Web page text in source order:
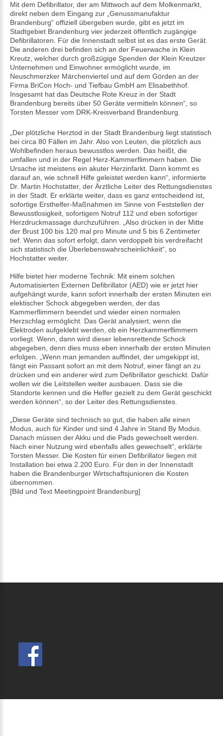
Mit dem Defibrillator, der am Mittwoch auf dem Molkenmarkt,
direkt neben dem Eingang zur „Genussmanufaktur
Brandenburg“ offiziell übergeben wurde, gibt es jetzt im
Stadtgebiet Brandenburg vier jederzeit öffentlich zugängige
Defibrillatoren. Für die Innenstadt selbst ist es das erste Gerät.
Die anderen drei befinden sich an der Feuerwache in Klein
Kreutz, welcher durch großzügige Spenden der Klein Kreutzer
Unternehmen und Einwohner ermöglicht wurde, im
Neuschmerzker Märchenviertel und auf dem Görden an der
Firma BriCon Hoch- und Tiefbau GmbH am Elisabethhof.
Insgesamt hat das Deutsche Rote Kreuz in der Stadt
Brandenburg bereits über 50 Geräte vermitteln können“, so
Torsten Messer vom DRK-Kreisverband Brandenburg.
„Der plötzliche Herztod in der Stadt Brandenburg liegt statistisch
bei circa 80 Fällen im Jahr. Also von Leuten, die plötzlich aus
Wohlbefinden heraus bewusstlos werden. Das heißt, die
umfallen und in der Regel Herz-Kammerflimmern haben. Die
Ursache ist meistens ein akuter Herzinfarkt. Dann kommt es
darauf an, wie schnell Hilfe geleistet werden kann“, informierte
Dr. Martin Hochstatter, der Ärztliche Leiter des Rettungsdienstes
in der Stadt. Er erklärte weiter, dass es ganz entscheidend ist,
sofortige Ersthelfer-Maßnahmen im Sinne von Feststellen der
Bewusstlosigkeit, sofortigem Notruf 112 und eben sofortiger
Herzdruckmassage durchzuführen. „Also drücken in der Mitte
der Brust 100 bis 120 mal pro Minute und 5 bis 6 Zentimeter
tief. Wenn das sofort erfolgt, dann verdoppelt bis verdreifacht
sich statistisch die Überlebenswahrscheinlichkeit“, so
Hochstatter weiter.
Hilfe bietet hier moderne Technik: Mit einem solchen
Automatisierten Externen Defibrillator (AED) wie er jetzt hier
aufgehängt wurde, kann sofort innerhalb der ersten Minuten ein
elektischer Schock abgegeben werden, der das
Kammerflimmern beendet und wieder einen normalen
Herzschlag ermöglicht. Das Gerät analysiert, wenn die
Elektroden aufgeklebt werden, ob ein Herzkammerflimmern
vorliegt. Wenn, dann wird dieser lebensrettende Schock
abgegeben, denn dies muss eben innerhalb der ersten Minuten
erfolgen. „Wenn man jemanden auffindet, der umgekippt ist,
fängt ein Passant sofort an mit dem Notruf, einer fängt an zu
drücken und ein anderer wird zum Defibrillator geschickt. Dafür
wollen wir die Leitstellen weiter ausbauen. Dass sie die
Standorte kennen und die Helfer gezielt zu dem Gerät geschickt
werden können“, so der Leiter des Rettungsdienstes.
„Diese Geräte sind technisch so gut, die haben alle einen
Modus, auch für Kinder und sind 4 Jahre in Stand By Modus.
Danach müssen der Akku und die Pads gewechselt werden.
Nach einer Nutzung wird ebenfalls alles gewechselt“, erklärte
Torsten Messer. Die Kosten für einen Defibrillator liegen mit
Installation bei etwa 2.200 Euro. Für den in der Innenstadt
haben die Brandenburger Wirtschaftsjunioren die Kosten
übernommen.
[Bild und Text Meetingpoint Brandenburg]